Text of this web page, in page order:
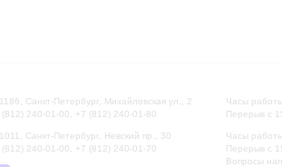
Санкт-Петербург, Михайловская ул., 2
(812) 240-01-00, +7 (812) 240-01-80
Санкт-Петербург, Невский пр., 30
(812) 240-01-00, +7 (812) 240-01-70
Часы
Перерыв с
Часы
Перерыв с
Вопросы